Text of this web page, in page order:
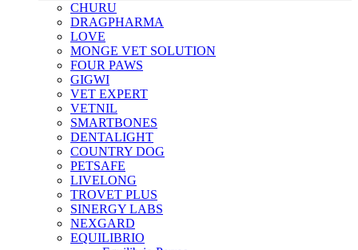
CHURU
DRAGPHARMA
LOVE
MONGE VET SOLUTION
FOUR PAWS
GIGWI
VET EXPERT
VETNIL
SMARTBONES
DENTALIGHT
COUNTRY DOG
PETSAFE
LIVELONG
TROVET PLUS
SINERGY LABS
NEXGARD
EQUILIBRIO